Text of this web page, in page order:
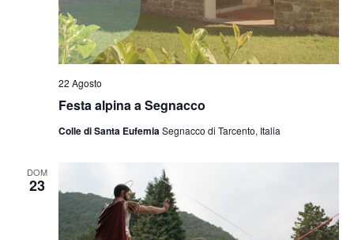
Festa alpina a Segnacco
22 Agosto
Colle di Santa EufemiaSegnacco di Tarcento, Italia
DOM
23